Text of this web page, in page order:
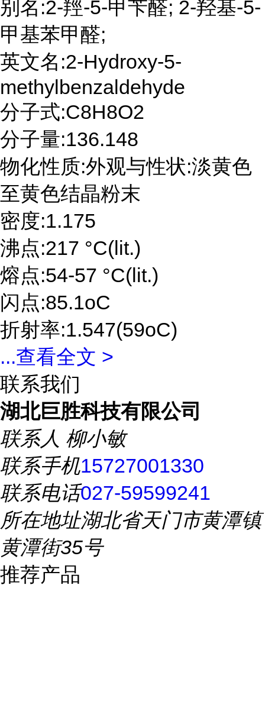
别名:2-羥-5-甲苄醛; 2-羟基-5-
甲基苯甲醛;
英文名:2-Hydroxy-5-
methylbenzaldehyde
分子式:C8H8O2
分子量:136.148
物化性质:外观与性状:淡黄色
至黄色结晶粉末
密度:1.175
沸点:217 °C(lit.)
熔点:54-57 °C(lit.)
闪点:85.1oC
折射率:1.547(59oC)
...查看全文 >
联系我们
湖北巨胜科技有限公司
联系人 柳小敏
联系手机15727001330
联系电话027-59599241
所在地址湖北省天门市黄潭镇
黄潭街35号
推荐产品